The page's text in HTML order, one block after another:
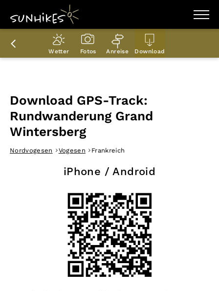
WANDERZIELE
WANDERUNGEN
ENTDECKEN
Wetter Fotos Anreise Download
Download GPS-Track:
Rundwanderung Grand
Wintersberg
Nordvogesen Vogesen Frankreich
iPhone / Android